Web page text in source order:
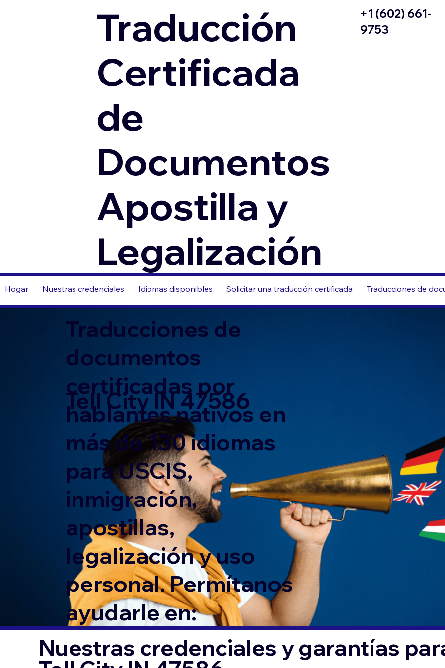
Traducción
Certificada
de
Documentos
Apostilla y
Legalización
+1 (602) 661-
9753
Hogar Nuestras credenciales Idiomas disponibles Solicitar una traducción certificada Traducciones de
Traducciones de
documentos
certificadas por
hablantes nativos en
más de 130 idiomas
para USCIS,
inmigración,
apostillas,
legalización y uso
personal. Permítanos
ayudarle en:
Tell City IN 47586
Nuestras credenciales y garantías